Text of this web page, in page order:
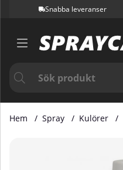
Snabba leveranser
Hem Spray Kulörer